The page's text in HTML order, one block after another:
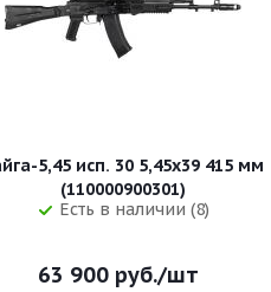
5,45 исп. 30 5,45x39 415 мм
(110000900301)
Есть в наличии (8)
63 900 руб./шт